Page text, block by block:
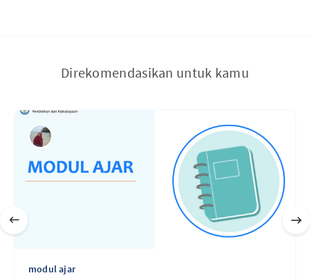
Direkomendasikan untuk kamu
modul ajar